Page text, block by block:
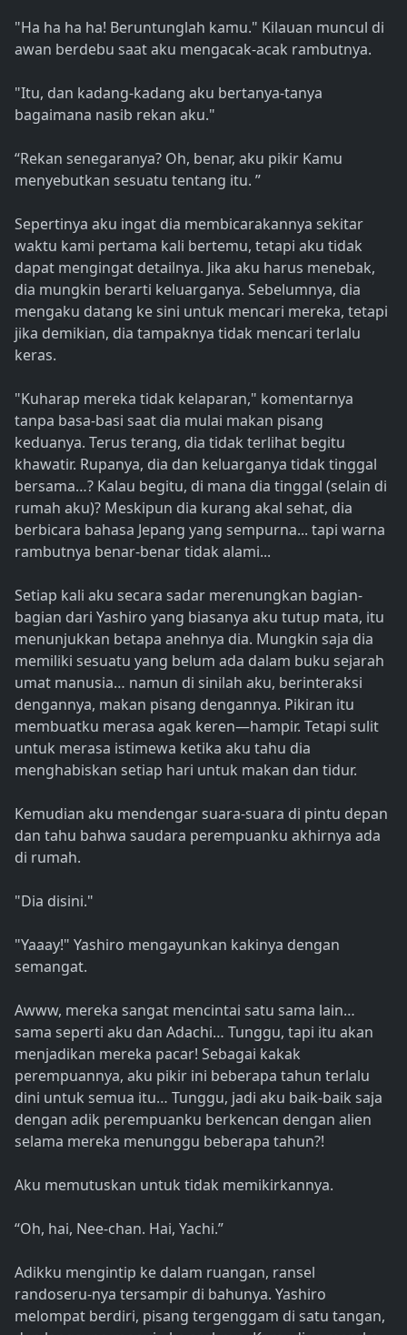
"Ha ha ha ha! Beruntunglah kamu." Kilauan muncul di
awan berdebu saat aku mengacak-acak rambutnya.
"Itu, dan kadang-kadang aku bertanya-tanya
bagaimana nasib rekan aku."
“Rekan senegaranya? Oh, benar, aku pikir Kamu
menyebutkan sesuatu tentang itu. ”
Sepertinya aku ingat dia membicarakannya sekitar
waktu kami pertama kali bertemu, tetapi aku tidak
dapat mengingat detailnya. Jika aku harus menebak,
dia mungkin berarti keluarganya. Sebelumnya, dia
mengaku datang ke sini untuk mencari mereka, tetapi
jika demikian, dia tampaknya tidak mencari terlalu
keras.
"Kuharap mereka tidak kelaparan," komentarnya
tanpa basa-basi saat dia mulai makan pisang
keduanya. Terus terang, dia tidak terlihat begitu
khawatir. Rupanya, dia dan keluarganya tidak tinggal
bersama…? Kalau begitu, di mana dia tinggal (selain di
rumah aku)? Meskipun dia kurang akal sehat, dia
berbicara bahasa Jepang yang sempurna... tapi warna
rambutnya benar-benar tidak alami...
Setiap kali aku secara sadar merenungkan bagian-
bagian dari Yashiro yang biasanya aku tutup mata, itu
menunjukkan betapa anehnya dia. Mungkin saja dia
memiliki sesuatu yang belum ada dalam buku sejarah
umat manusia… namun di sinilah aku, berinteraksi
dengannya, makan pisang dengannya. Pikiran itu
membuatku merasa agak keren—hampir. Tetapi sulit
untuk merasa istimewa ketika aku tahu dia
menghabiskan setiap hari untuk makan dan tidur.
Kemudian aku mendengar suara-suara di pintu depan
dan tahu bahwa saudara perempuanku akhirnya ada
di rumah.
"Dia disini."
"Yaaay!" Yashiro mengayunkan kakinya dengan
semangat.
Awww, mereka sangat mencintai satu sama lain…
sama seperti aku dan Adachi… Tunggu, tapi itu akan
menjadikan mereka pacar! Sebagai kakak
perempuannya, aku pikir ini beberapa tahun terlalu
dini untuk semua itu… Tunggu, jadi aku baik-baik saja
dengan adik perempuanku berkencan dengan alien
selama mereka menunggu beberapa tahun?!
Aku memutuskan untuk tidak memikirkannya.
“Oh, hai, Nee-chan. Hai, Yachi.”
Adikku mengintip ke dalam ruangan, ransel
randoseru-nya tersampir di bahunya. Yashiro
melompat berdiri, pisang tergenggam di satu tangan,